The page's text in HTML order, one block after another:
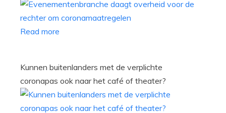
Read more
Kunnen buitenlanders met de verplichte
coronapas ook naar het café of theater?